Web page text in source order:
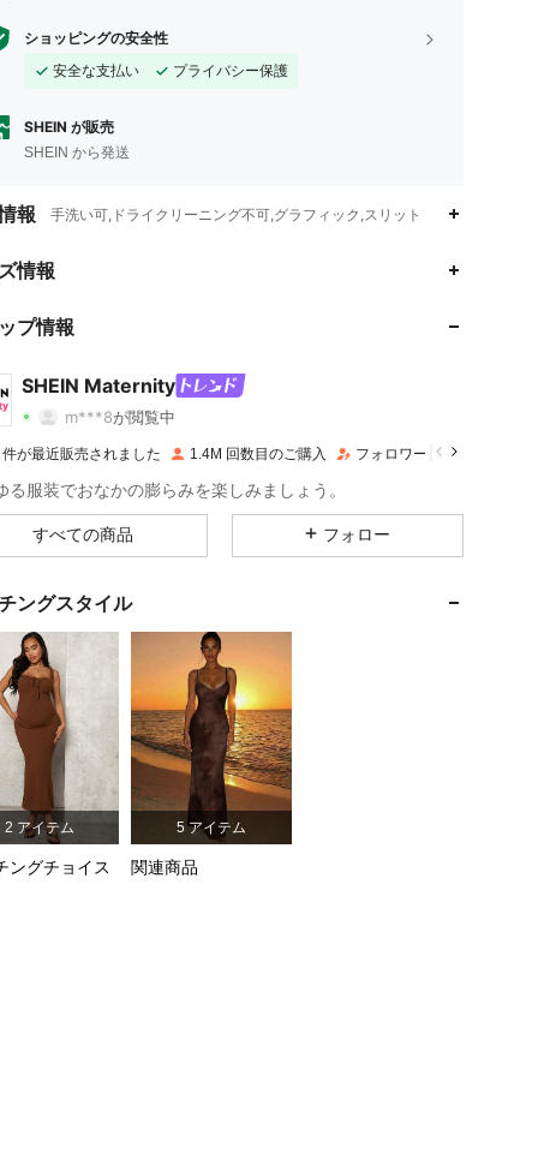
イズ: M
ショッピングの安全性
安全な支払い
プライバシー保護
SHEIN が販売
SHEIN から発送
報 手洗い可,ドライクリーニング不可,グラフィック,スリット
情報
プ情報
SHEIN Maternity
4.88
m***8 が閲覧中
4.88 評価 12K商品
4.88 12K 482K
4.88 482K
4.88 12K 482K
4.88 12K 482K
4.88 12K
が最近販売されました 1.4M 回数目のご購入 フォロワー数急増 11%
る服装でおなかの膨らみを楽しみましょう。
すべての商品 フォロー
ングスタイル
2 アイテム
ングチョイス
5 アイテム
関連商品